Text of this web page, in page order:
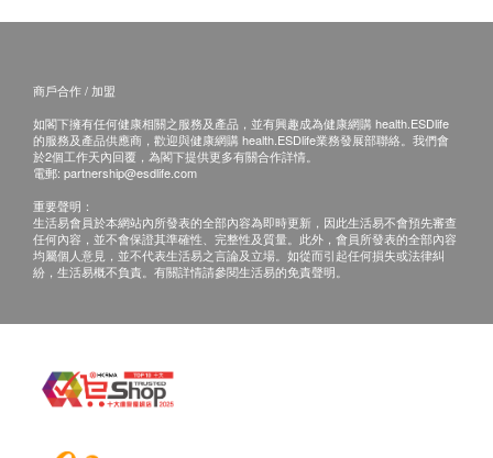
小便酸鹼度
小便蛋白質
小便比重
小便尿糖
小便血
小便顏色
小便酮
小便白血球
尿球蛋白/肌酸酐比率
尿蛋白/肌酸酐比率
網購health.ESDlife概不負責。一切有關的索償或
查詢，須向提供服務之體檢中心或商戶提出。
商戶合作 / 加盟
如閣下擁有任何健康相關之服務及產品，並有興趣成為健康網購 health.ESDlife
的服務及產品供應商，歡迎與健康網購 health.ESDlife業務發展部聯絡。我們會
於2個工作天內回覆，為閣下提供更多有關合作詳情。
電郵: partnership@esdlife.com
重要聲明：
生活易會員於本網站內所發表的全部內容為即時更新，因此生活易不會預先審查
任何內容，並不會保證其準確性、完整性及質量。此外，會員所發表的全部內容
均屬個人意見，並不代表生活易之言論及立場。如從而引起任何損失或法律糾
紛，生活易概不負責。有關詳情請參閱生活易的免責聲明。